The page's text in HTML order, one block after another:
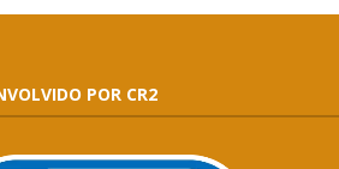
POR CR2